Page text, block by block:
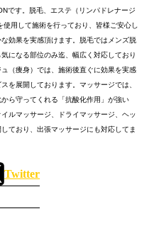
です。 脱毛、エステ（リンパドレナージ
使用して施術を行っており、皆様ご安心し
効果を実感頂けます。 脱毛ではメンズ脱
になる部位のみ迄、幅広く対応しており
（痩身）では、施術後直ぐに効果を実感
を展開しております。 マッサージでは、
ら守ってくれる「抗酸化作用」が強い
イルマッサージ、ドライマッサージ、ヘッ
ており、出張マッサージにも対応してま
Twitter